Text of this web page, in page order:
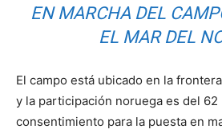
EN MARCHA DEL
EL MAR DEL
El campo está ubicado en la
y la participación noruega es del 62
consentimiento para la puesta en